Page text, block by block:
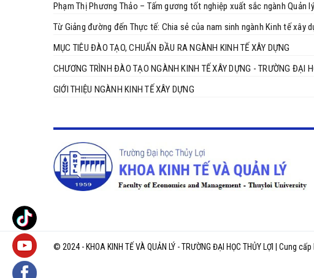
Phạm Thị Phương Thảo – Tấm gương tốt nghiệp xuất sắc ngành Quản
Từ Giảng đường đến Thực tế: Chia sẻ của nam sinh ngành Kinh tế xây
MỤC TIÊU ĐÀO TẠO, CHUẨN ĐẦU RA NGÀNH KINH TẾ XÂY DỰNG
CHƯƠNG TRÌNH ĐÀO TẠO NGÀNH KINH TẾ XÂY DỰNG - TRƯỜNG ĐẠI
GIỚI THIỆU NGÀNH KINH TẾ XÂY DỰNG
© 2024 - KHOA KINH TẾ VÀ QUẢN LÝ - TRƯỜNG ĐẠI HỌC THỦY LỢI Cung cấp